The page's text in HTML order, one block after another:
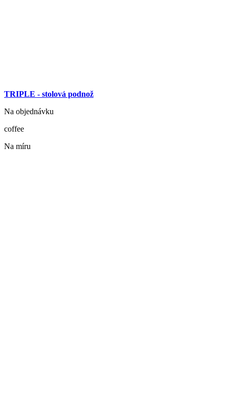
TRIPLE - stolová podnož
Na objednávku
coffee
Na míru